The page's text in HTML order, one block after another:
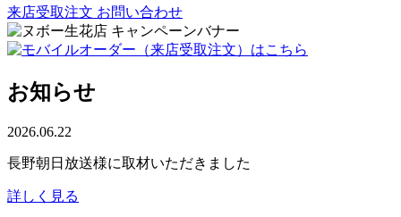
来店受取注文 お問い合わせ
お知らせ
2026.06.22
長野朝日放送様に取材いただきました
詳しく見る